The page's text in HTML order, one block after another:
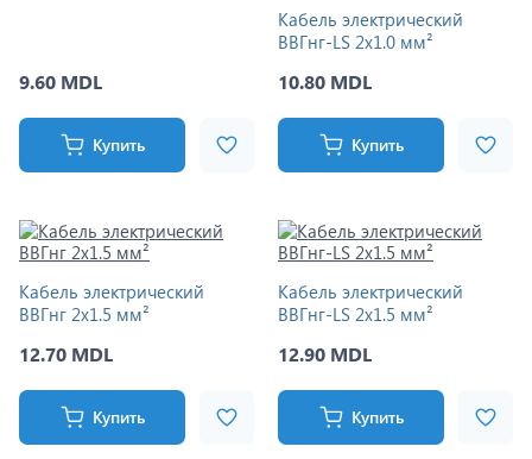
9.60 MDL
Купить
Кабель электрический
ВВГнг-LS 2x1.0 мм²
10.80 MDL
Купить
Кабель электрический
ВВГнг 2x1.5 мм²
12.70 MDL
Купить
Кабель электрический
ВВГнг-LS 2x1.5 мм²
12.90 MDL
Купить